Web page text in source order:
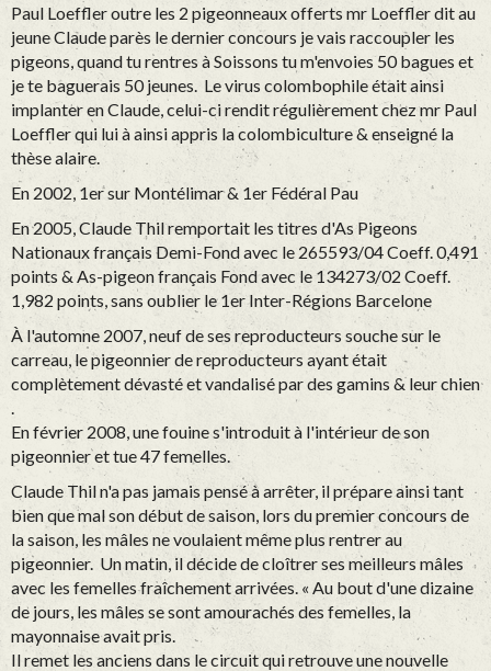
Paul Loeffler outre les 2 pigeonneaux offerts mr Loeffler dit au
jeune Claude parès le dernier concours je vais raccoupler les
pigeons, quand tu rentres à Soissons tu m'envoies 50 bagues et
je te baguerais 50 jeunes. Le virus colombophile était ainsi
implanter en Claude, celui-ci rendit régulièrement chez mr Paul
Loeffler qui lui à ainsi appris la colombiculture & enseigné la
thèse alaire.
En 2002, 1er sur Montélimar & 1er Fédéral Pau
En 2005, Claude Thil remportait les titres d'As Pigeons
Nationaux français Demi-Fond avec le 265593/04 Coeff. 0,491
points & As-pigeon français Fond avec le 134273/02 Coeff.
1,982 points, sans oublier le 1er Inter-Régions Barcelone
À l'automne 2007, neuf de ses reproducteurs souche sur le
carreau, le pigeonnier de reproducteurs ayant était
complètement dévasté et vandalisé par des gamins & leur chien
En février 2008, une fouine s'introduit à l'intérieur de son
pigeonnier et tue 47 femelles.
Claude Thil n'a pas jamais pensé à arrêter, il prépare ainsi tant
bien que mal son début de saison, lors du premier concours de
la saison, les mâles ne voulaient même plus rentrer au
pigeonnier. Un matin, il décide de cloîtrer ses meilleurs mâles
avec les femelles fraîchement arrivées. « Au bout d'une dizaine
de jours, les mâles se sont amourachés des femelles, la
mayonnaise avait pris.
Il remet les anciens dans le circuit qui retrouve une nouvelle